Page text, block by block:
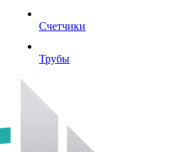
Счетчики
Трубы